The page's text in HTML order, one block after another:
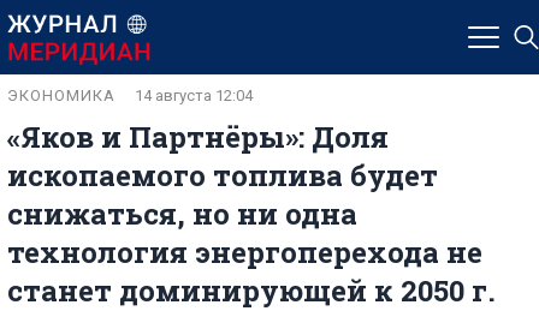
«Яков и Партнёры»: Доля
ископаемого топлива будет
снижаться, но ни одна
технология энергоперехода не
станет доминирующей к 2050 г.
ЭКОНОМИКА 14 августа 12:04